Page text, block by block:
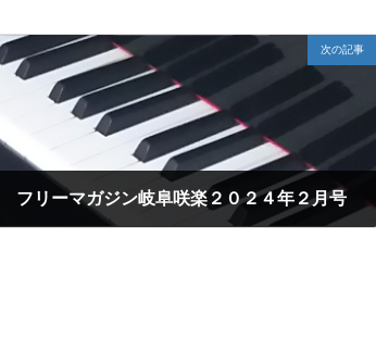
次の記事
フリーマガジン岐阜咲楽２０２４年２月号